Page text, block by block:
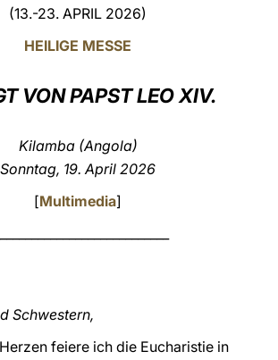
(13.-23. APRIL 2026)
HEILIGE MESSE
VON PAPST LEO XIV.
Kilamba (Angola)
Sonntag, 19. April 2026
[Multimedia]
Schwestern,
feiere ich die Eucharistie in